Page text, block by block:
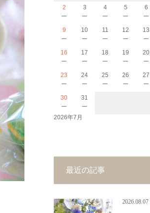
2
－
3
－
4
－
5
－
6
－
9
－
10
－
11
－
12
－
13
－
16
－
17
－
18
－
19
－
20
－
23
－
24
－
25
－
26
－
27
－
30
－
31
－
2026年7月
最近の記事
2026.08.07